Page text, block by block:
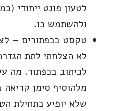
לטעון פונט ייחודי
ולהשתמש בו.
טקסט בכפתורים –
לכיתוב בכפתור. מה
מלהוסיף סימן
שלא יופיע בתחילת